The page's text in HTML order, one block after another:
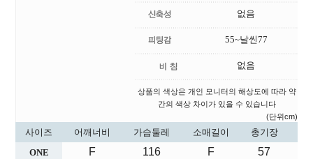
없음
55~날씬77
없음
상품의 색상은 개인 모니터의 해상도에 따라 약
간의 색상 차이가 있을 수 있습니다
(단위cm)
사이즈 어깨너비 가슴둘레 소매길이
총기장
ONE
F 116 F 57